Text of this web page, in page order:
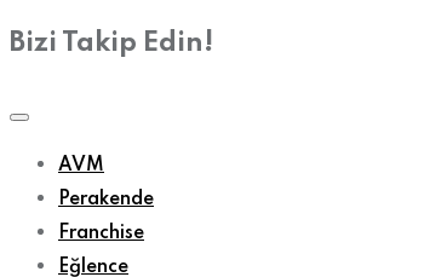
Bizi Takip Edin!
AVM
Perakende
Franchise
Eğlence